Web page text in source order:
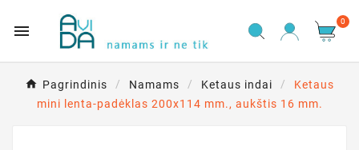

0
Pagrindinis Namams Ketaus indai
Ketaus
mini lenta-padėklas 200x114 mm., aukštis 16 mm.